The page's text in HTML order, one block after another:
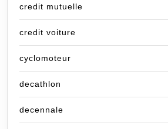
credit mutuelle
credit voiture
cyclomoteur
decathlon
decennale